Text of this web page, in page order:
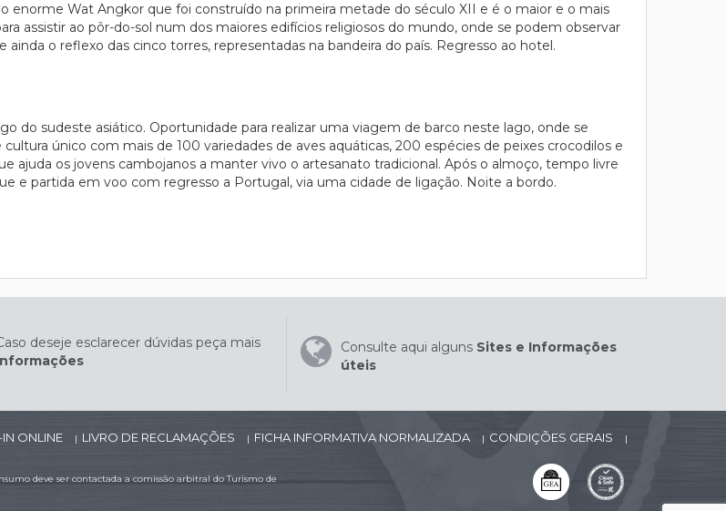
enorme Wat Angkor que foi construído na primeira metade do século XII e é o maior e o mais
assistir ao pôr-do-sol num dos maiores edifícios religiosos do mundo, onde se podem observar
o reflexo das cinco torres, representadas na bandeira do país. Regresso ao hotel.
do sudeste asiático. Oportunidade para realizar uma viagem de barco neste lago, onde se
único com mais de 100 variedades de aves aquáticas, 200 espécies de peixes crocodilos e
ajuda os jovens cambojanos a manter vivo o artesanato tradicional. Após o almoço, tempo livre
e partida em voo com regresso a Portugal, via uma cidade de ligação. Noite a bordo.
deseje esclarecer dúvidas peça mais
Consulte aqui alguns Sites e Informações
úteis
ONLINE | LIVRO DE RECLAMAÇÕES | FICHA INFORMATIVA NORMALIZADA | CONDIÇÕES GERAIS |
deve ser contactada a comissão arbitral do Turismo de